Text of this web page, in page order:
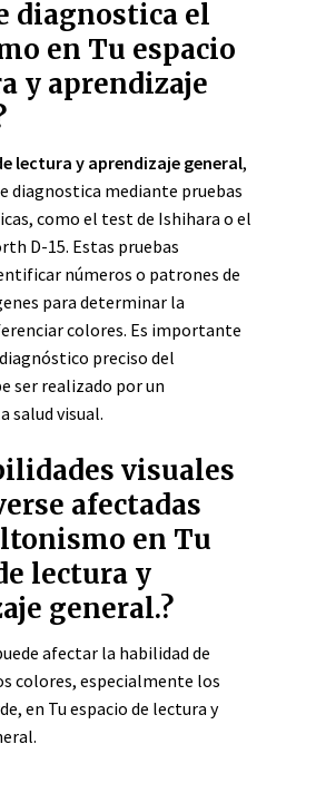
diagnostica el
en Tu espacio
y aprendizaje
lectura y aprendizaje general,
diagnostica mediante pruebas
como el test de Ishihara o el
D-15. Estas pruebas
números o patrones de
para determinar la
colores. Es importante
preciso del
ser realizado por un
salud visual.
visuales
afectadas
en Tu
lectura y
general.?
afectar la habilidad de
colores, especialmente los
en Tu espacio de lectura y